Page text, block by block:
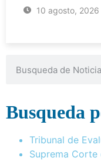
10 agosto, 2026
Busqueda
Tribunal de
Suprema Corte